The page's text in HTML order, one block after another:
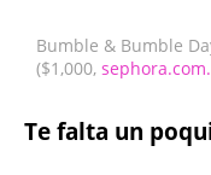
Bumble & Bumble
($1,000,
Te falta un